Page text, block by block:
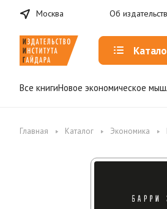
Москва Об
Все книгиНовое экономическое
Главная Каталог Экономика